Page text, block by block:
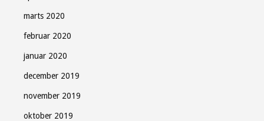
marts 2020
februar 2020
januar 2020
december 2019
november 2019
oktober 2019